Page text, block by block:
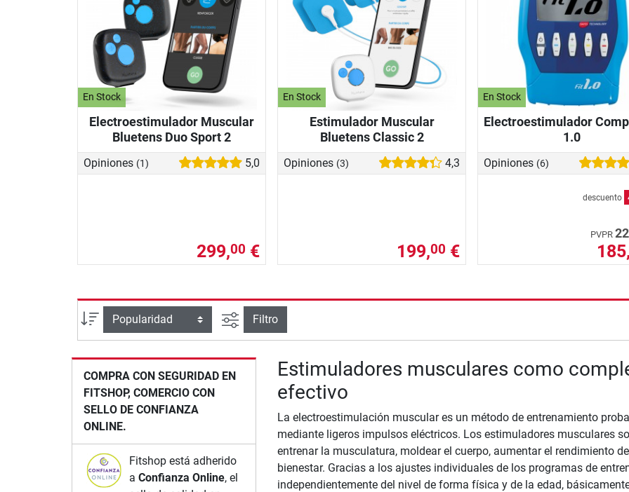
En Stock
Electroestimulador Muscular
Bluetens Duo Sport 2
Opiniones (1) 5,0
299,00 €
En Stock
Estimulador Muscular
Bluetens Classic 2
Opiniones (3) 4,3
199,00 €
En Stock
Electroestimulador
1.0
Opiniones (6)
descuento
PVPR
Ordenar por Busqueda avanzada
Filtro
COMPRA CON SEGURIDAD EN
FITSHOP, COMERCIO CON
SELLO DE CONFIANZA
ONLINE.
Fitshop está adherido
aConfianza Online, el
Estimuladores musculares como
efectivo
La electroestimulación muscular es un método de entrenamiento
mediante ligeros impulsos eléctricos. Los estimuladores musculares
entrenar la musculatura, moldear el cuerpo, aumentar el rendimiento
bienestar. Gracias a los ajustes individuales de los programas de
independientemente del nivel de forma física y de la edad,